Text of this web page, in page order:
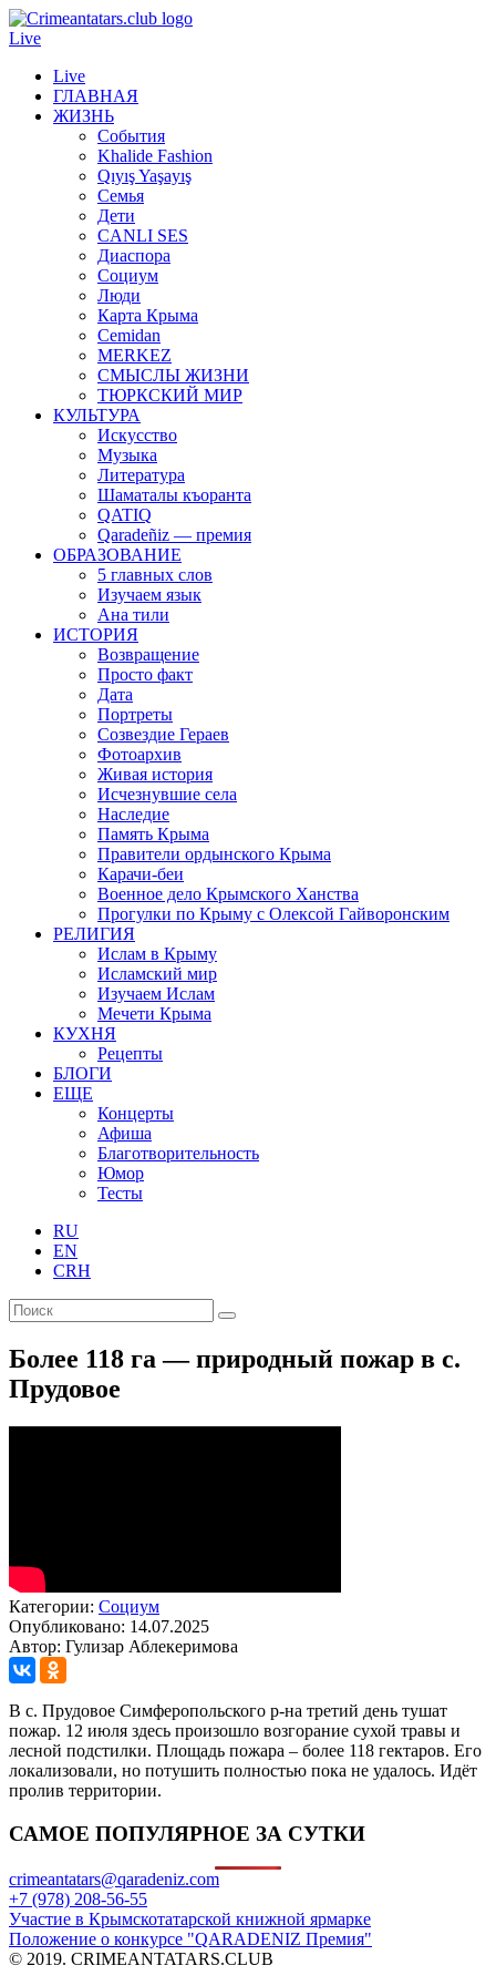
Live
Live
ГЛАВНАЯ
ЖИЗНЬ
События
Khalide Fashion
Qıyış Yaşayış
Семья
Дети
CANLI SES
Диаспора
Социум
Люди
Карта Крыма
Cemidan
МERKEZ
СМЫСЛЫ ЖИЗНИ
ТЮРКСКИЙ МИР
КУЛЬТУРА
Искусство
Музыка
Литература
Шаматалы къоранта
QATIQ
Qaradeñiz — премия
ОБРАЗОВАНИЕ
5 главных слов
Изучаем язык
Ана тили
ИСТОРИЯ
Возвращение
Просто факт
Дата
Портреты
Созвездие Гераев
Фотоархив
Живая история
Исчезнувшие села
Наследие
Память Крыма
Правители ордынского Крыма
Карачи-беи
Военное дело Крымского Ханства
Прогулки по Крыму с Олексой Гайворонским
РЕЛИГИЯ
Ислам в Крыму
Исламский мир
Изучаем Ислам
Мечети Крыма
КУХНЯ
Рецепты
БЛОГИ
ЕЩЕ
Концерты
Афиша
Благотворительность
Юмор
Тесты
RU
EN
CRH
Более 118 га — природный пожар в с.
Прудовое
Категории: Социум
Опубликовано: 14.07.2025
Автор: Гулизар Аблекеримова
В с. Прудовое Симферопольского р-на третий день тушат
пожар. 12 июля здесь произошло возгорание сухой травы и
лесной подстилки. Площадь пожара – более 118 гектаров. Его
локализовали, но потушить полностью пока не удалось. Идёт
пролив территории.
САМОЕ ПОПУЛЯРНОЕ ЗА СУТКИ
crimeantatars@qaradeniz.com
+7 (978) 208-56-55
Участие в Крымскотатарской книжной ярмарке
Положение о конкурсе "QARADENIZ Премия"
© 2019. CRIMEANTATARS.CLUB